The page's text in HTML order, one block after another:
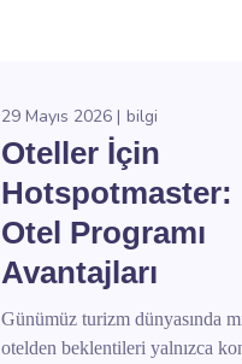
29 Mayıs 2026 bilgi
Oteller İçin
Hotspotmaster:
Otel Programı
Avantajları
Günümüz turizm dünyasında
otelden beklentileri yalnızca